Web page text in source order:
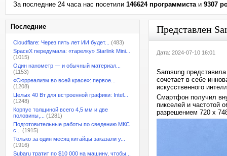
За последние 24 часа нас посетили 146624 программистаи 9307
Последние
Cloudflare: Через пять лет ИИ будет...
(483)
SpaceX передумала: «тарелку» Starlink Mini...
(1015)
Один нанометр — и обычный материал...
(1153)
«Сюрреализм во всей красе»: первое...
(1208)
Целых 40 Вт для встроенной графики: Intel...
(1248)
Корпус толщиной всего 4,5 мм и две
половины,...
(1281)
Подготовительные работы по сведению МКС
с...
(1915)
Только за один месяц китайцы заказали у...
(1916)
Subaru тратит по $10 000 на машину, чтобы...
Представлен
Дата: 2024-07-10 16:01
Samsung
сочетает в себе
искусственного
Смартфон получил
пикселей и частотой
разрешением 720 x